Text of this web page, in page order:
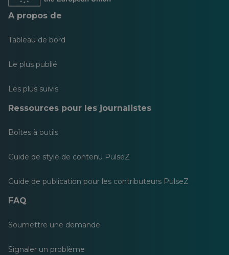
A propos de
Tableau de bord
Le plus publié
Les plus suivis
Ressources pour les journalistes
Boîtes à outils
Guide de style de contenu PulseZ
Guide de publication pour les contributeurs PulseZ
FAQ
Soumettre une demande
Signaler un problème